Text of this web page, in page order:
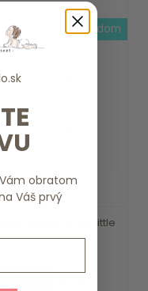
batoh Farma Little
Dutch
skladom
obratom
Váš prvý